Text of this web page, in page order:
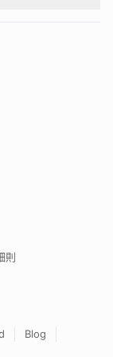
則
Blog